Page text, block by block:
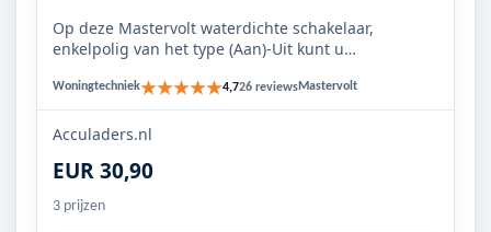
Op deze Mastervolt waterdichte schakelaar,
enkelpolig van het type (Aan)-Uit kunt u
Woningtechniek★★★★★4,726 reviewsMastervolt
Acculaders.nl
EUR 30,90
3 prijzen